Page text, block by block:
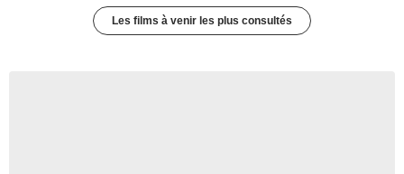
Les films à venir les plus consultés